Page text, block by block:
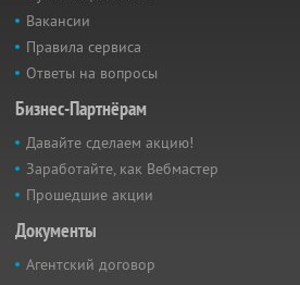
Вакансии
Правила сервиса
Ответы на вопросы
Бизнес-Партнёрам
Давайте сделаем акцию!
Заработайте, как Вебмастер
Прошедшие акции
Документы
Агентский договор